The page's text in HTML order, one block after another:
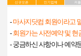
신규오픈 인기업체 커플
-마사지닷컴 회원이라고
-회원가는 사전예약 및 현
- 궁금하신 사항이나 예약